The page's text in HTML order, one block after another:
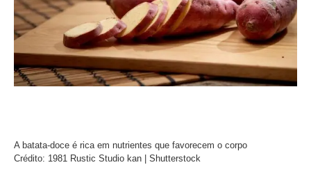
A batata-doce é rica em nutrientes que favorecem o corpo
Crédito: 1981 Rustic Studio kan | Shutterstock